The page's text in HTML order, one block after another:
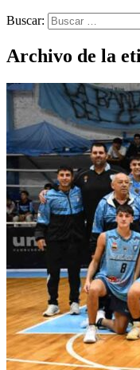
Buscar:
Archivo de la